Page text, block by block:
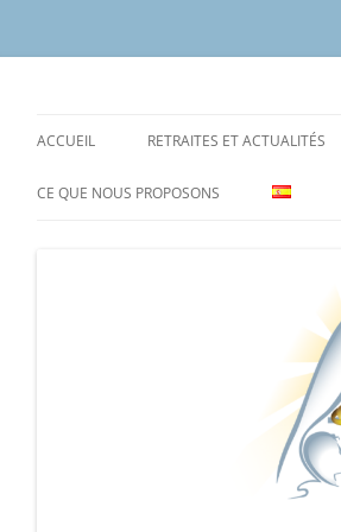
Aller
ACCUEIL RETRAITES ET ACTUALITÉS
CE QUE NOUS PROPOSONS